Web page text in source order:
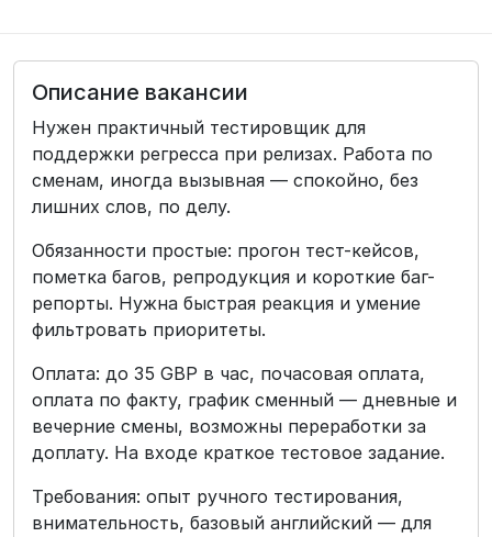
Описание вакансии
Нужен практичный тестировщик для
поддержки регресса при релизах. Работа по
сменам, иногда вызывная — спокойно, без
лишних слов, по делу.
Обязанности простые: прогон тест-кейсов,
пометка багов, репродукция и короткие баг-
репорты. Нужна быстрая реакция и умение
фильтровать приоритеты.
Оплата: до 35 GBP в час, почасовая оплата,
оплата по факту, график сменный — дневные и
вечерние смены, возможны переработки за
доплату. На входе краткое тестовое задание.
Требования: опыт ручного тестирования,
внимательность, базовый английский — для